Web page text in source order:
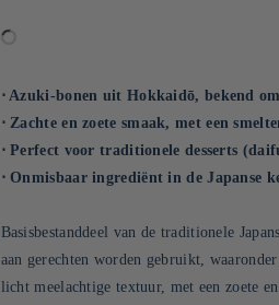
⋅ Azuki-bonen uit Hokkaidō, bekend
⋅ Zachte en zoete smaak, met een
⋅ Perfect voor traditionele desserts
⋅ Onmisbaar ingrediënt in de Japanse
Basisbestanddeel van de traditionele
aan gerechten worden gebruikt,
licht meelachtige textuur, met een zoete